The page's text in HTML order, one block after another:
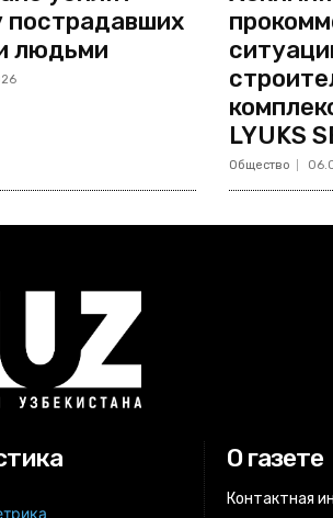
людьми
LYUKS
Общество
О газете
Контактная